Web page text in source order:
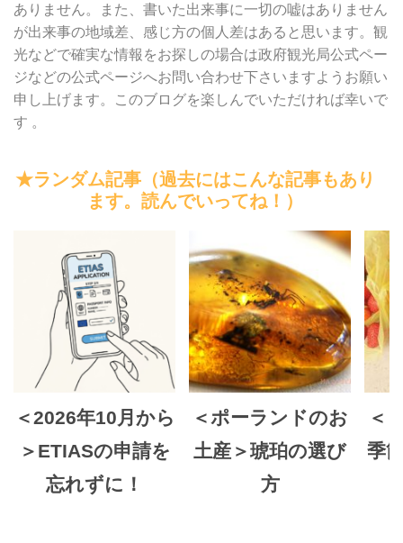
ありません。また、書いた出来事に一切の嘘はありません
が出来事の地域差、感じ方の個人差はあると思います。観
光などで確実な情報をお探しの場合は政府観光局公式ペー
ジなどの公式ページへお問い合わせ下さいますようお願い
申し上げます。このブログを楽しんでいただければ幸いで
す 。
★ランダム記事（過去にはこんな記事もあり
ます。読んでいってね！）
＜2026年10月から
＞ETIASの申請を
忘れずに！
＜ポーランドのお
土産＞琥珀の選び
方
＜
季